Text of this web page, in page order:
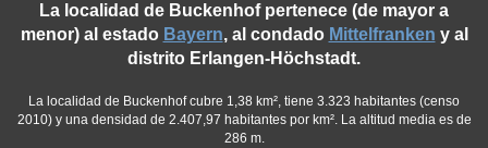
La localidad de Buckenhof pertenece (de mayor a
menor) al estado Bayern, al condado Mittelfranken y al
distrito Erlangen-Höchstadt.
La localidad de Buckenhof cubre 1,38 km², tiene 3.323 habitantes (censo
2010) y una densidad de 2.407,97 habitantes por km². La altitud media es de
286 m.